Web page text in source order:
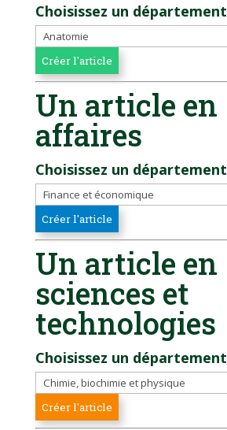
Choisissez un département
Un article en
affaires
Choisissez un département
Un article en
sciences et
technologies
Choisissez un département